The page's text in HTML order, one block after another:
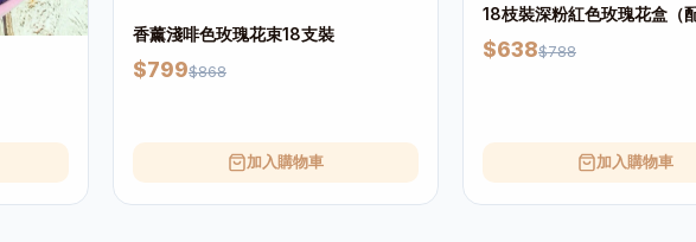
香薰淺啡色玫瑰花束18支裝
$799$868
加入購物車
18枝裝深粉紅色玫瑰花盒（
$638$788
加入購物車